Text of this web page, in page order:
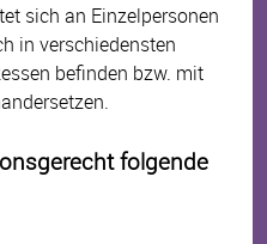
sich an Einzelpersonen
in verschiedensten
befinden bzw. mit
folgende